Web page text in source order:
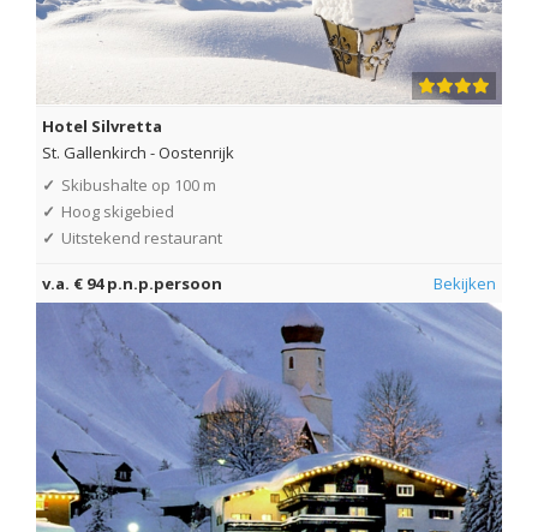
Hotel Silvretta
St. Gallenkirch -Oostenrijk
✓ Skibushalte op 100 m
✓ Hoog skigebied
✓ Uitstekend restaurant
v.a. € 94 p.n.p.persoon Bekijken